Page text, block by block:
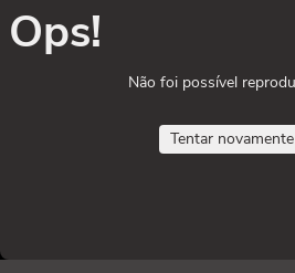
Ops!
Não foi possível
Tentar novamente